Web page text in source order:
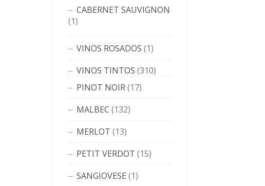
CABERNET SAUVIGNON
(1)
VINOS ROSADOS (1)
VINOS TINTOS (310)
PINOT NOIR(17)
MALBEC (132)
MERLOT (13)
PETIT VERDOT (15)
SANGIOVESE (1)